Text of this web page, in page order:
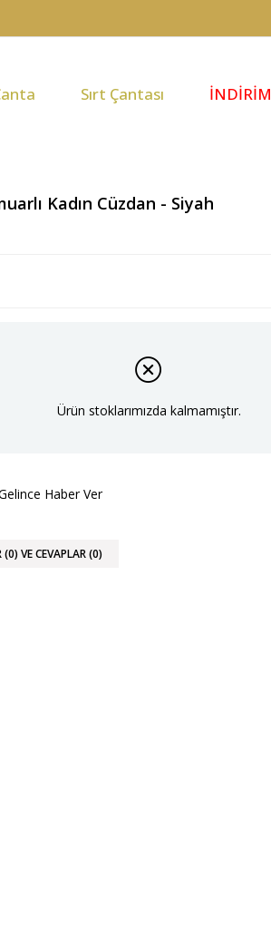
Sırt Çantası İNDİRİM
Kadın Cüzdan - Siyah
Ürün stoklarımızda kalmamıştır.
Haber Ver
(0) VE CEVAPLAR (0)